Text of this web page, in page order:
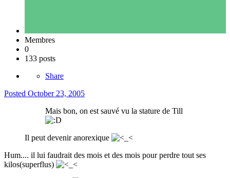
Membres
0
133 posts
Share
Posted October 23, 2005
Mais bon, on est sauvé vu la stature de Till
Il peut devenir anorexique
Hum.... il lui faudrait des mois et des mois pour perdre tout ses
kilos(superflus)